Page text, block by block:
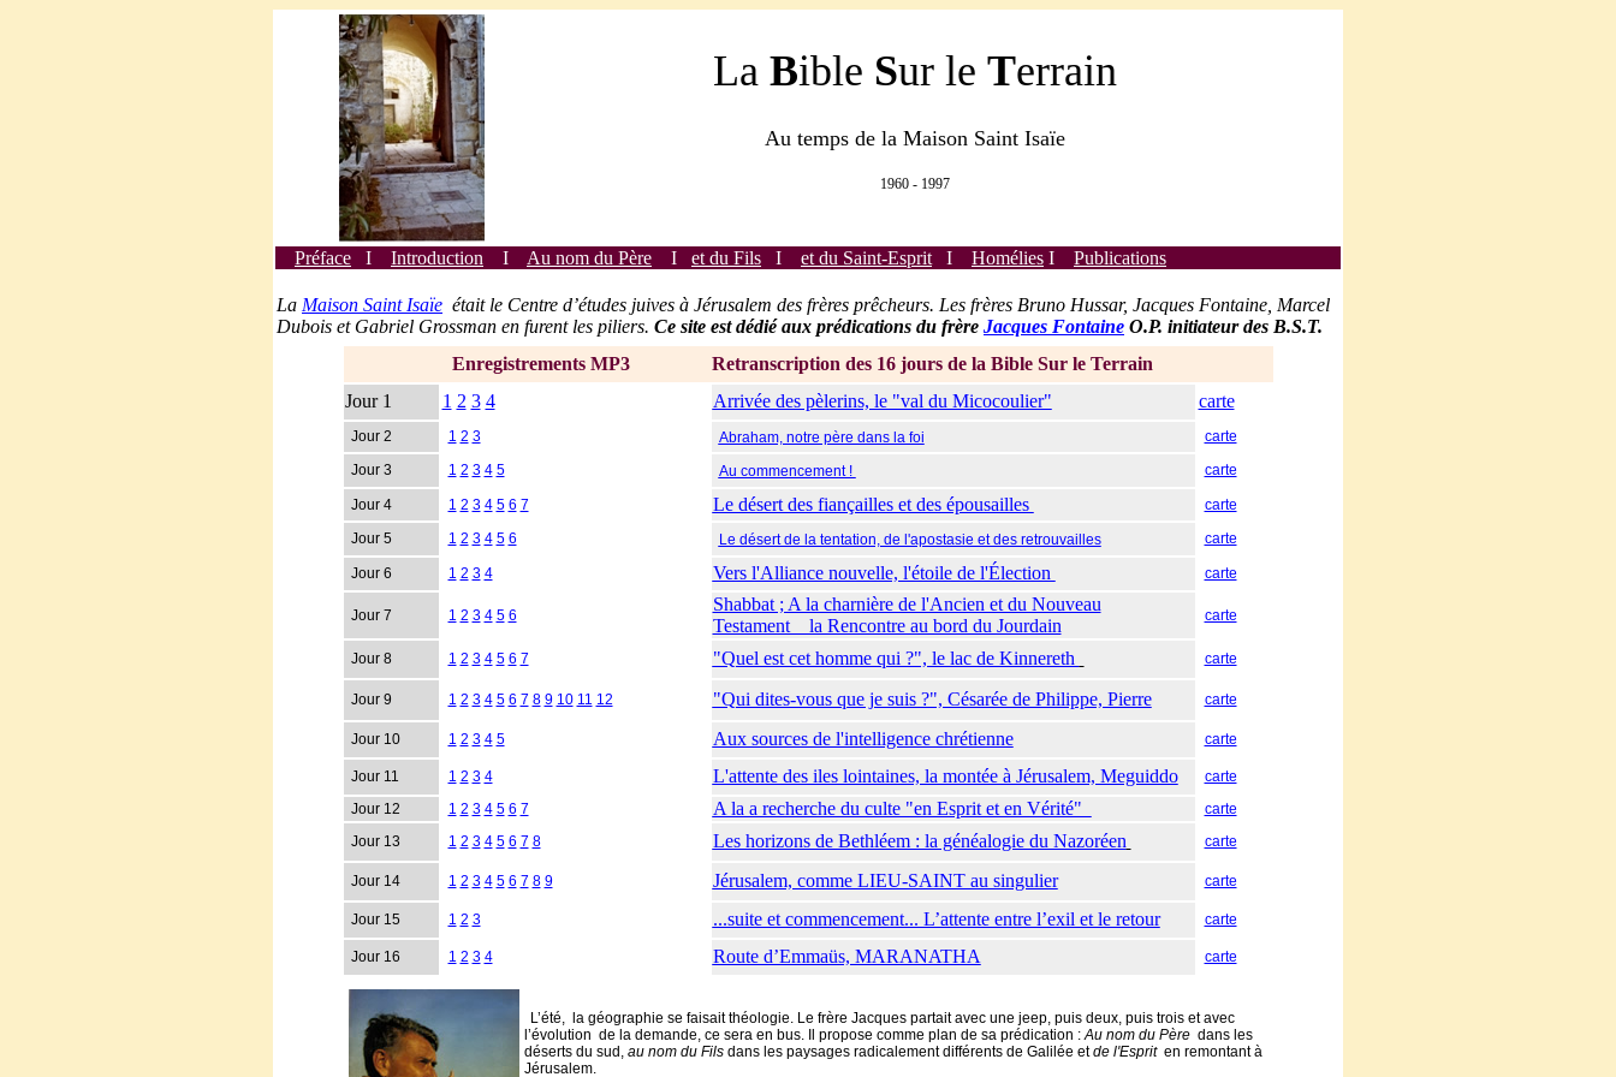
La Bible Sur le Terrain
Au temps de la Maison Saint Isaïe
1960 - 1997
Préface I Introduction I Au nom du Père I et du Fils I et du Saint-Esprit I Homélies I Publications
La Maison Saint Isaïe était le Centre d’études juives à Jérusalem des frères prêcheurs. Les frères Bruno Hussar, Jacques Fontaine, Marcel
Dubois et Gabriel Grossman en furent les piliers. Ce site est dédié aux prédications du frère Jacques Fontaine O.P. initiateur des B.S.T.
Enregistrements MP3 Retranscription des 16 jours de la Bible Sur le Terrain
Jour 1
1 2 3 4 Arrivée des pèlerins, le "val du Micocoulier" carte
Jour 2 1 2 3 Abraham, notre père dans la foi
carte
Jour 3
1 2 3 4 5 Au commencement ! carte
Jour 4 1 2 3 4 5 6 7 Le désert des fiançailles et des épousailles
carte
Jour 5
1 2 3 4 5 6 Le désert de la tentation, de l'apostasie et des retrouvailles carte
Jour 6 1 2 3 4 Vers l'Alliance nouvelle, l'étoile de l'Élection carte
Jour 7 1 2 3 4 5 6
Shabbat ; A la charnière de l'Ancien et du Nouveau
Testament la Rencontre au bord du Jourdain
carte
Jour 8 1 2 3 4 5 6 7 "Quel est cet homme qui ?", le lac de Kinnereth carte
Jour 9 1 2 3 4 5 6 7 8 9 10 11 12 "Qui dites-vous que je suis ?", Césarée de Philippe, Pierre carte
Jour 10 1 2 3 4 5 Aux sources de l'intelligence chrétienne carte
Jour 11 1 2 3 4 L'attente des iles lointaines, la montée à Jérusalem, Meguiddo
carte
Jour 12
1 2 3 4 5 6 7 A la a recherche du culte "en Esprit et en Vérité"
carte
Jour 13
1 2 3 4 5 6 7 8 Les horizons de Bethléem : la généalogie du Nazoréen carte
Jour 14 1 2 3 4 5 6 7 8 9 Jérusalem, comme LIEU-SAINT au singulier carte
Jour 15 1 2 3 ...suite et commencement... L’attente entre l’exil et le retour carte
Jour 16 1 2 3 4 Route d’Emmaüs, MARANATHA carte
L’été, la géographie se faisait théologie. Le frère Jacques partait avec une jeep, puis deux, puis trois et avec
l’évolution de la demande, ce sera en bus. Il propose comme plan de sa prédication :Au nom du Père dans les
déserts du sud, au nom du Fils dans les paysages radicalement différents de Galilée etde l'Espriten remontant à
Jérusalem.